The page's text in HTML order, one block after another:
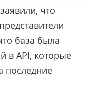
что
база была
в API, которые
последние